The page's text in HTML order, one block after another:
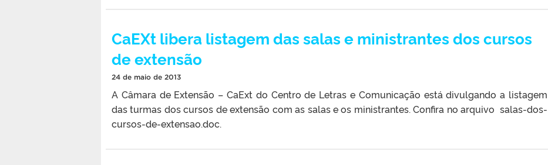
CaEXt libera listagem das salas e ministrantes dos cursos
de extensão
24 de maio de 2013
A Câmara de Extensão – CaExt do Centro de Letras e Comunicação está divulgando a listagem
das turmas dos cursos de extensão com as salas e os ministrantes. Confira no arquivo salas-dos-
cursos-de-extensao.doc.